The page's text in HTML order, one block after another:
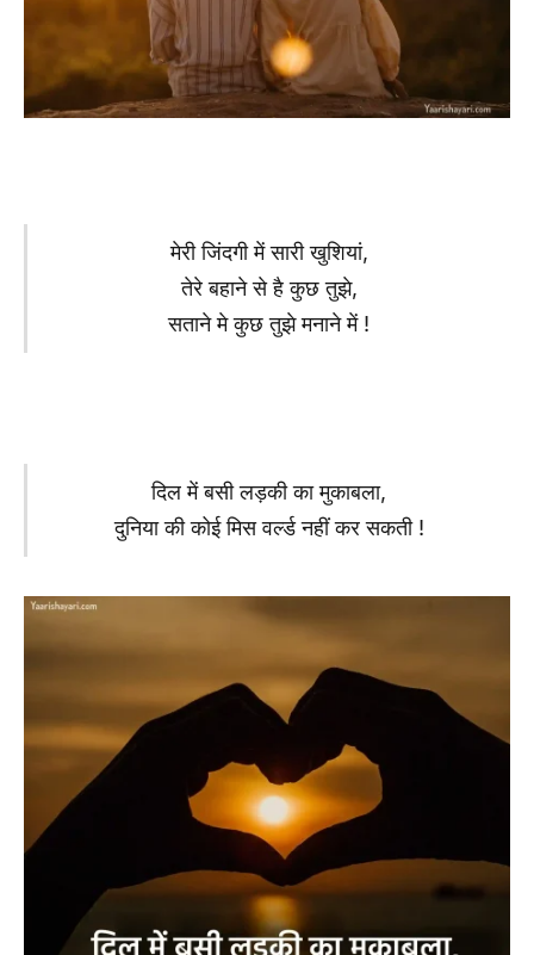
मेरी जिंदगी में सारी खुशियां,
तेरे बहाने से है कुछ तुझे,
सताने ​मे कुछ तुझे मनाने में !
दिल में बसी लड़की का मुकाबला,
दुनिया की कोई मिस वर्ल्ड नहीं कर सकती !